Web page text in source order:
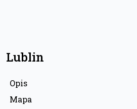
Lublin
Opis
Mapa